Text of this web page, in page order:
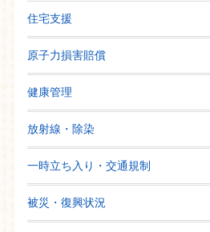
住宅支援
原子力損害賠償
健康管理
放射線・除染
一時立ち入り・交通規制
被災・復興状況